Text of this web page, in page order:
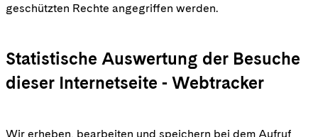
geschützten Rechte angegriffen werden.
Statistische Auswertung der Besuche
dieser Internetseite - Webtracker
Wir erheben, bearbeiten und speichern bei dem Aufruf